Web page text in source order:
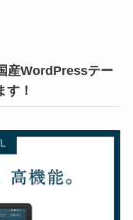
産WordPressテー
！